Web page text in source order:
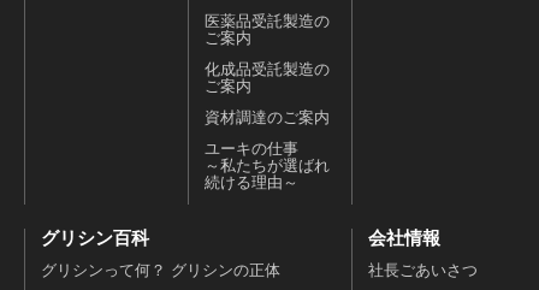
医薬品受託製造の
ご案内
化成品受託製造の
ご案内
資材調達のご案内
ユーキの仕事
～私たちが選ばれ
続ける理由～
グリシン百科
グリシンって何？ グリシンの正体
会社情報
社長ごあいさつ